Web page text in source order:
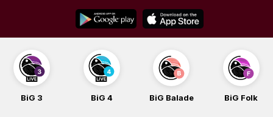
content
BiG 3 BiG 4 BiG Balade BiG Folk